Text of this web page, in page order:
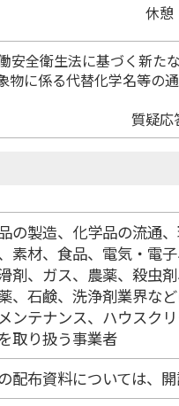
休憩
安全衛生法に基づく新た
物に係る代替化学名等の
質疑応
の製造、化学品の流通
素材、食品、電気・電
剤、ガス、農薬、殺虫
、石鹸、洗浄剤業界な
ンテナンス、ハウスク
取り扱う事業者
配布資料については、